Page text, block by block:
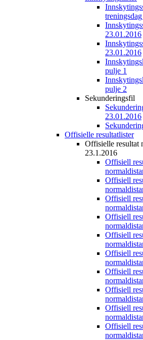
23.01.2016
23.01.2016
pulje 1
pulje 2
Sekunderingsfil
23.01.2016
Offisielle resultatlister
Offisielle resultat
23.1.2016
Offisiell
Offisiell
Offisiell
Offisiell
Offisiell
Offisiell
Offisiell
Offisiell
Offisiell
Offisiell